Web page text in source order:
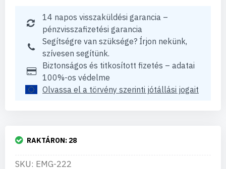
14 napos visszaküldési garancia –
pénzvisszafizetési garancia
Segítségre van szüksége? Írjon nekünk,
szívesen segítünk.
Biztonságos és titkosított fizetés – adatai
100%-os védelme
Olvassa el a törvény szerinti jótállási jogait
RAKTÁRON: 28
SKU: EMG-222